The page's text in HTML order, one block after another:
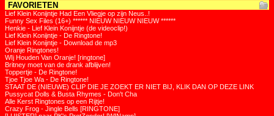
FAVORIETEN
Lief Klein Konijntje Had Een Vliegje op zijn Neus..!
Funny Sex Files (16+) ****** NIEUW NIEUW NIEUW ******
Henkie - Lief Klein Konijntje (de videoclip!)
Lief Klein Konijntje - De Ringtone!
Lief Klein Konijntje - Download de mp3
Oranje Ringtones!
WIj Houden Van Oranje! [ringtone]
Britney moet van de drank afblijven!
Toppertje - De Ringtone!
Tjoe Tjoe Wa - De Ringtone!
STAAT DE (NIEUWE) CLIP DIE JE ZOEKT ER NIET BIJ, KLIK DAN OP DEZE LINK
Pussycat Dolls & Busta Rhymes - Don't Cha
Alle Kerst Ringtones op een Rijtje!
Crazy Frog - Jingle Bells [RINGTONE]